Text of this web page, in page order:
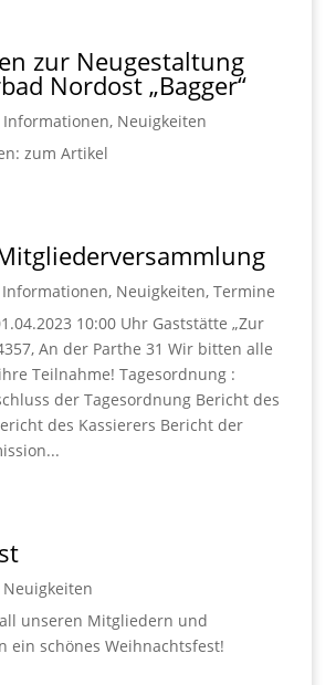
zur Neugestaltung
Nordost „Bagger“
Informationen, Neuigkeiten
zum Artikel
Informationen, Neuigkeiten, Termine
10:00 Uhr Gaststätte „Zur
An der Parthe 31 Wir bitten alle
Teilnahme! Tagesordnung :
der Tagesordnung Bericht des
des Kassierers Bericht der
Neuigkeiten
unseren Mitgliedern und
ein schönes Weihnachtsfest!